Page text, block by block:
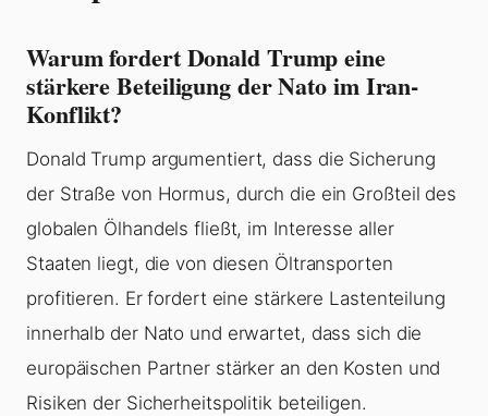
Warum fordert Donald Trump eine
stärkere Beteiligung der Nato im Iran-
Konflikt?
Donald Trump argumentiert, dass die Sicherung
der Straße von Hormus, durch die ein Großteil des
globalen Ölhandels fließt, im Interesse aller
Staaten liegt, die von diesen Öltransporten
profitieren. Er fordert eine stärkere Lastenteilung
innerhalb der Nato und erwartet, dass sich die
europäischen Partner stärker an den Kosten und
Risiken der Sicherheitspolitik beteiligen.